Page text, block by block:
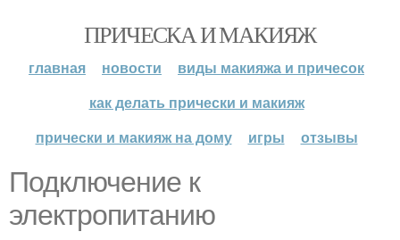
ПРИЧЕСКА И МАКИЯЖ
главная новости
виды макияжа и причесок
как делать прически и макияж
прически и макияж на дому
игры отзывы
Подключение к
электропитанию